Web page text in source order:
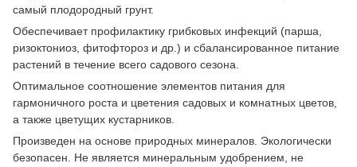
самый плодородный грунт.
Обеспечивает профилактику грибковых инфекций (парша,
ризоктониоз, фитофтороз и др.) и сбалансированное питание
растений в течение всего садового сезона.
Оптимальное соотношение элементов питания для
гармоничного роста и цветения садовых и комнатных цветов,
а также цветущих кустарников.
Произведен на основе природных минералов. Экологически
безопасен. Не является минеральным удобрением, не